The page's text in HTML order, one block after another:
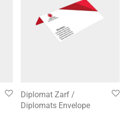
Diplomat Zarf /
Diplomats Envelope